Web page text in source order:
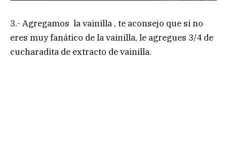
3.- Agregamos la vainilla , te aconsejo que si no
eres muy fanático de la vainilla, le agregues 3/4 de
cucharadita de extracto de vainilla.